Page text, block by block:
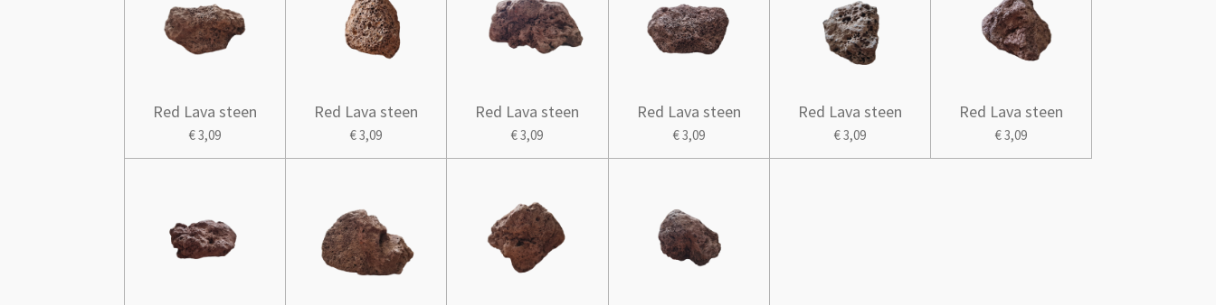
Red Lava steen
€ 3,09
Red Lava steen
€ 3,09
Red Lava steen
€ 3,09
Red Lava steen
€ 3,09
Red Lava steen
€ 3,09
Red Lava steen
€ 3,09